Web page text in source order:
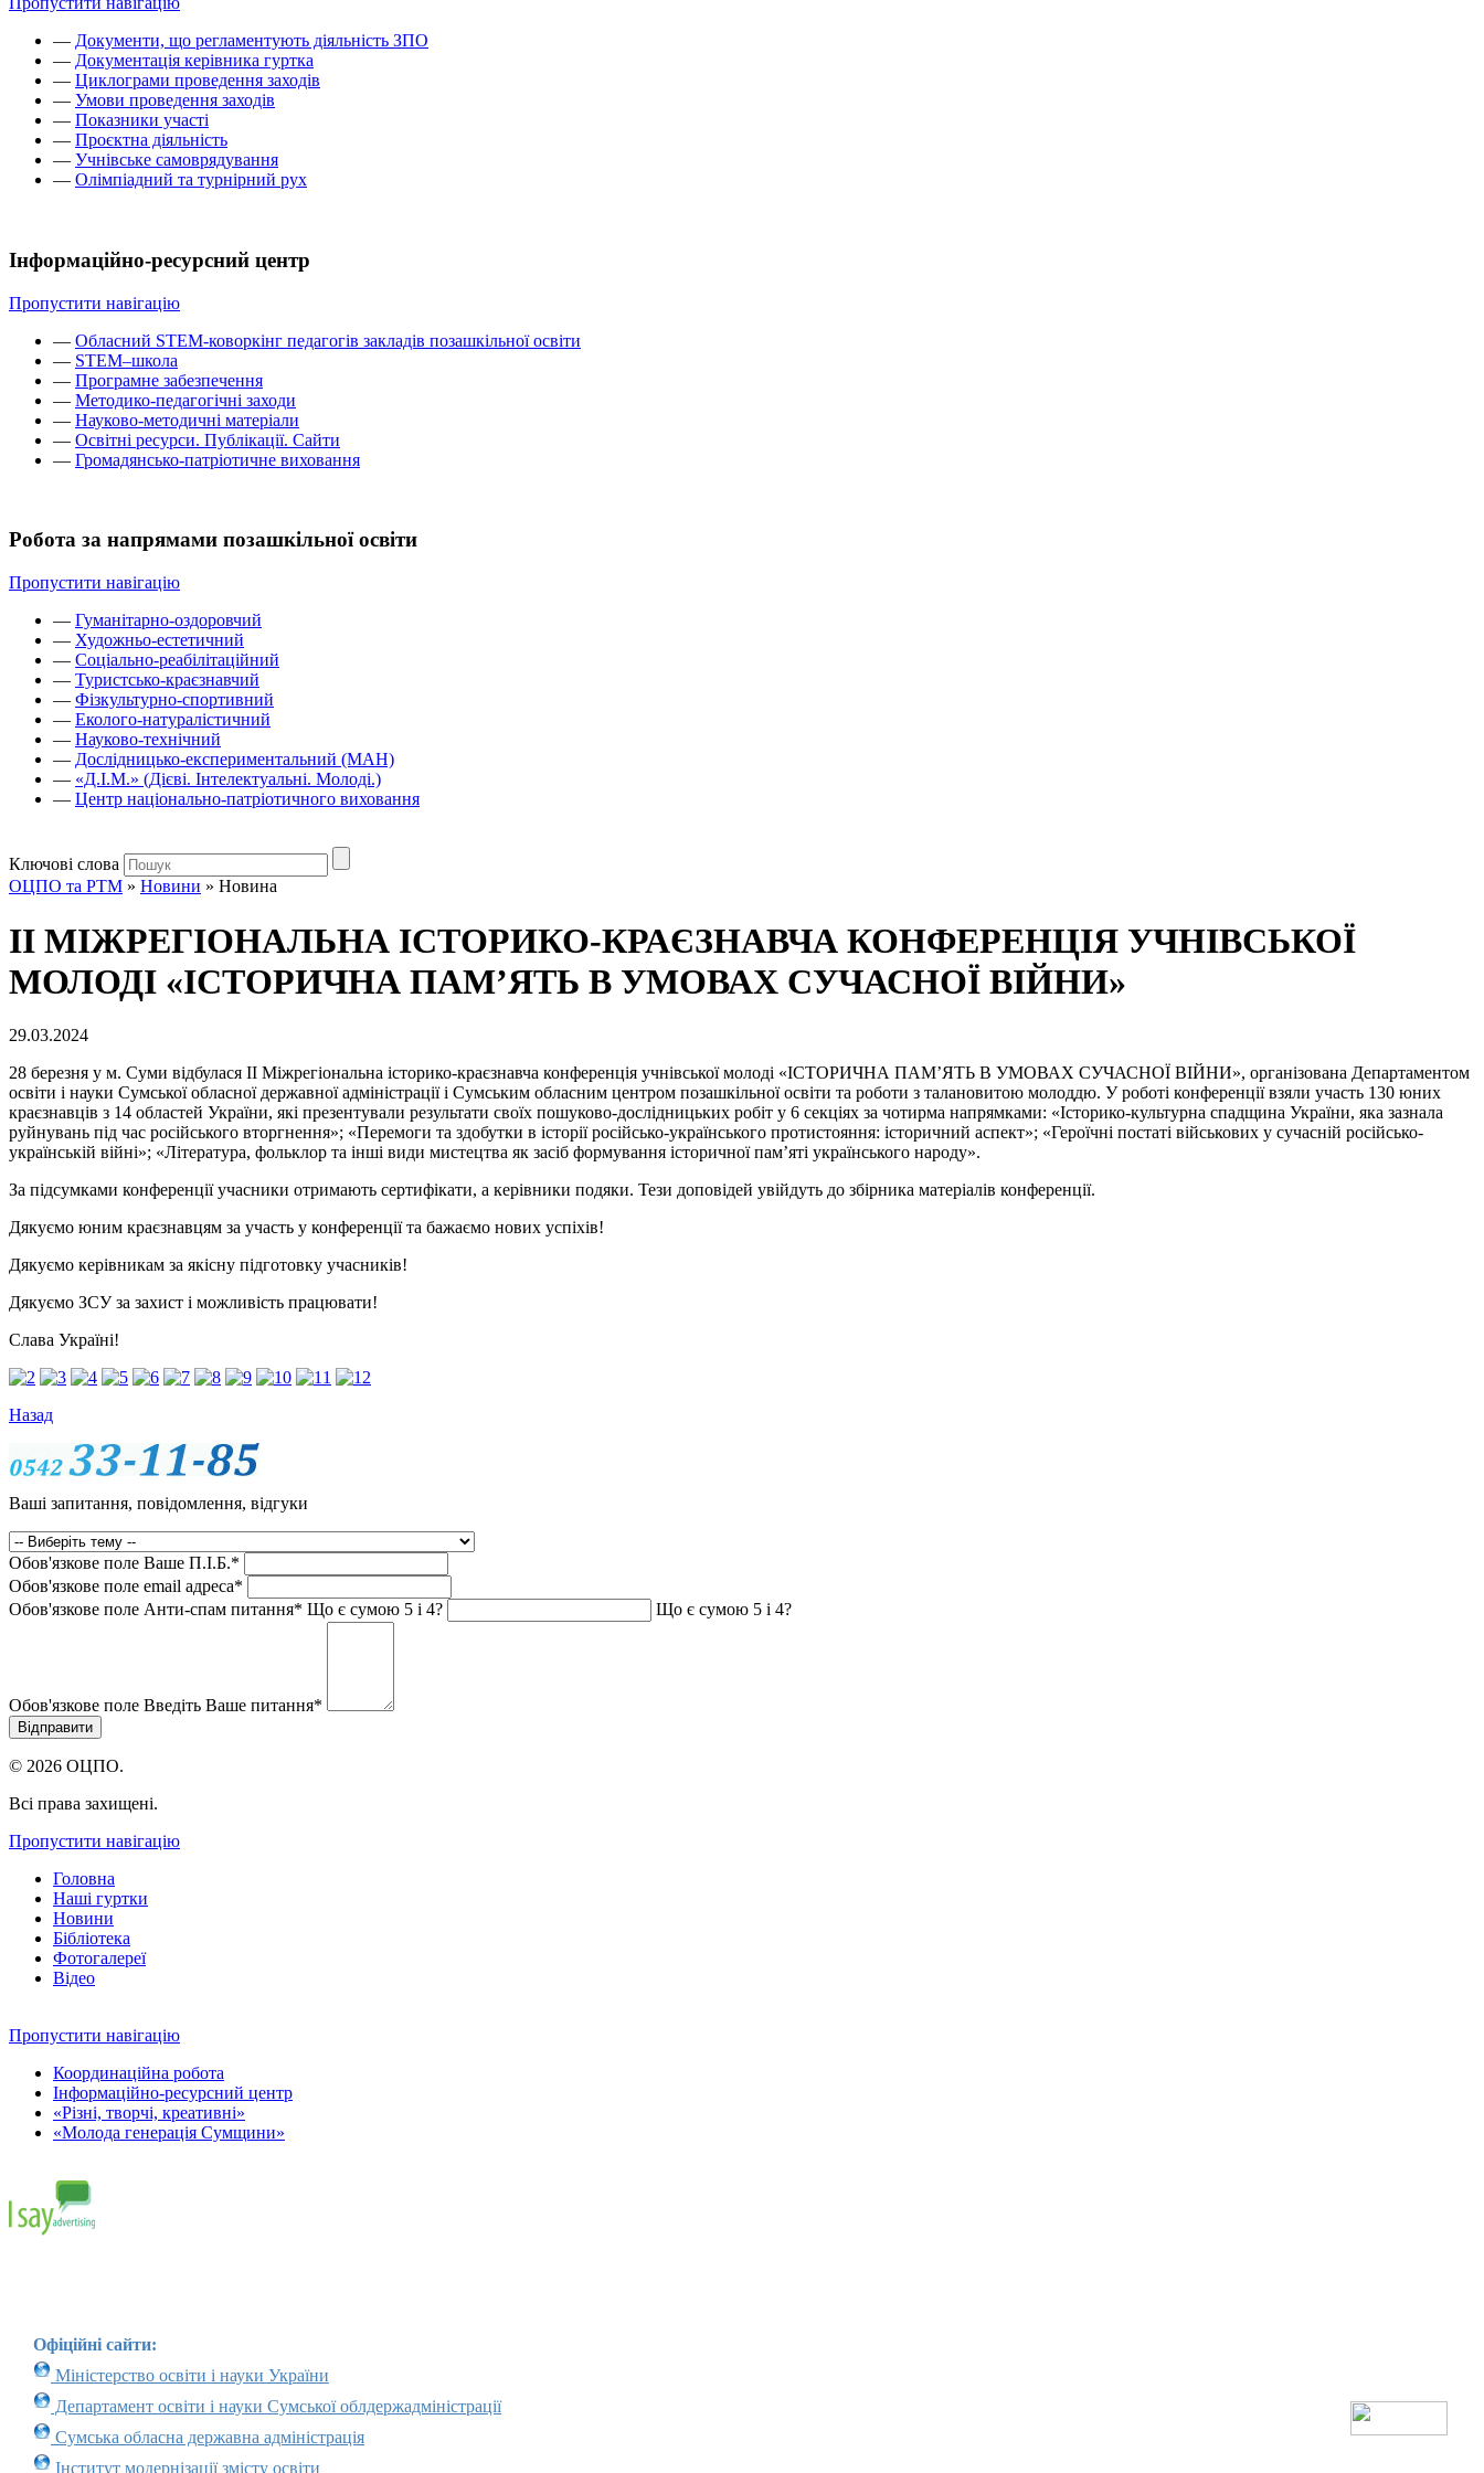
— Документи, що регламентують діяльність ЗПО
— Документація керівника гуртка
— Циклограми проведення заходів
— Умови проведення заходів
— Показники участі
— Проєктна діяльність
— Учнівське самоврядування
— Олімпіадний та турнірний рух
Інформаційно-ресурсний центр
Пропустити навігацію
— Обласний STEM-коворкінг педагогів закладів позашкільної освіти
— STEM–школа
— Програмне забезпечення
— Методико-педагогічні заходи
— Науково-методичні матеріали
— Освітні ресурси. Публікації. Сайти
— Громадянсько-патріотичне виховання
Робота за напрямами позашкільної освіти
Пропустити навігацію
— Гуманітарно-оздоровчий
— Художньо-естетичний
— Соціально-реабілітаційний
— Туристсько-краєзнавчий
— Фізкультурно-спортивний
— Еколого-натуралістичний
— Науково-технічний
— Дослідницько-експериментальний (МАН)
— «Д.І.М.» (Дієві. Інтелектуальні. Молоді.)
— Центр національно-патріотичного виховання
Ключові слова
ОЦПО та РТМ » Новини » Новина
ІІ МІЖРЕГІОНАЛЬНА ІСТОРИКО-КРАЄЗНАВЧА КОНФЕРЕНЦІЯ УЧНІВСЬКОЇ
МОЛОДІ «ІСТОРИЧНА ПАМ’ЯТЬ В УМОВАХ СУЧАСНОЇ ВІЙНИ»
29.03.2024
28 березня у м. Суми відбулася ІІ Міжрегіональна історико-краєзнавча конференція учнівської молоді «ІСТОРИЧНА ПАМ’ЯТЬ В УМОВАХ СУЧАСНОЇ ВІЙНИ», організована Департаментом
освіти і науки Сумської обласної державної адміністрації і Сумським обласним центром позашкільної освіти та роботи з талановитою молоддю. У роботі конференції взяли участь 130 юних
краєзнавців з 14 областей України, які презентували результати своїх пошуково-дослідницьких робіт у 6 секціях за чотирма напрямками: «Історико-культурна спадщина України, яка зазнала
руйнувань під час російського вторгнення»; «Перемоги та здобутки в історії російсько-українського протистояння: історичний аспект»; «Героїчні постаті військових у сучасній російсько-
українській війні»; «Література, фольклор та інші види мистецтва як засіб формування історичної пам’яті українського народу».
За підсумками конференції учасники отримають сертифікати, а керівники подяки. Тези доповідей увійдуть до збірника матеріалів конференції.
Дякуємо юним краєзнавцям за участь у конференції та бажаємо нових успіхів!
Дякуємо керівникам за якісну підготовку учасників!
Дякуємо ЗСУ за захист і можливість працювати!
Слава Україні!
Назад
Ваші запитання, повідомлення, відгуки
Обов'язкове поле Ваше П.I.Б.*
Обов'язкове поле email адреса*
Обов'язкове поле Анти-спам питання* Що є сумою 5 і 4? Що є сумою 5 і 4?
Обов'язкове поле Введіть Ваше питання*
© 2026 ОЦПО.
Всі права захищені.
Пропустити навігацію
Головна
Наші гуртки
Новини
Бібліотека
Фотогалереї
Відео
Пропустити навігацію
Координаційна робота
Інформаційно-ресурсний центр
«Різні, творчі, креативні»
«Молода генерація Сумщини»
Офіційні сайти:
Міністерство освіти і науки України
Департамент освіти і науки Сумської облдержадміністрації
Сумська обласна державна адміністрація
Інститут модернізації змісту освіти